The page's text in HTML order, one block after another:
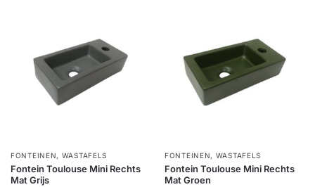
FONTEINEN, WASTAFELS
Fontein Toulouse Mini Rechts
Mat Grijs
FONTEINEN, WASTAFELS
Fontein Toulouse Mini Rechts
Mat Groen